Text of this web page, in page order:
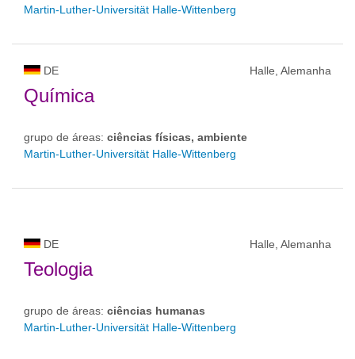
Martin-Luther-Universität Halle-Wittenberg
DE Halle, Alemanha
Química
grupo de áreas: ciências físicas, ambiente
Martin-Luther-Universität Halle-Wittenberg
DE Halle, Alemanha
Teologia
grupo de áreas: ciências humanas
Martin-Luther-Universität Halle-Wittenberg